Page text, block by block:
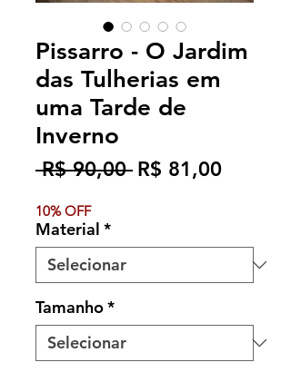
Pissarro - O Jardim
das Tulherias em
uma Tarde de
Inverno
R$ 90,00 Preço
R$ 81,00Preço
10% OFF
Material *
Tamanho*